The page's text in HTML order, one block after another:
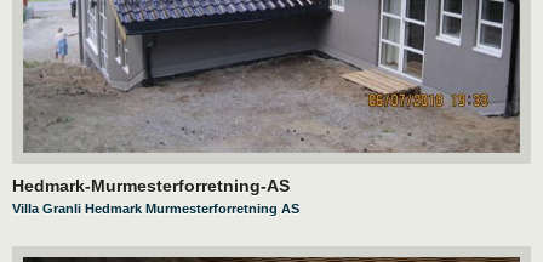
Hedmark-Murmesterforretning-AS
Villa Granli Hedmark Murmesterforretning AS